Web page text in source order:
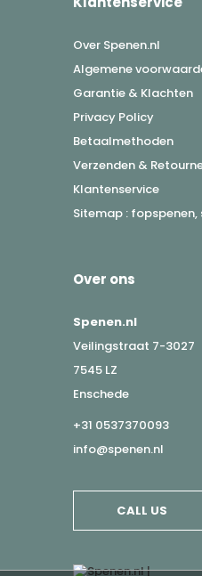
Over Spenen.nl
Algemene
Garantie & Klachten
Privacy Policy
Betaalmethoden
Verzenden &
Klantenservice
Sitemap :
Over ons
Spenen.nl
Veilingstraat 7-3027
7545 LZ
Enschede
+31 0537370093
info@spenen.nl
CALL US